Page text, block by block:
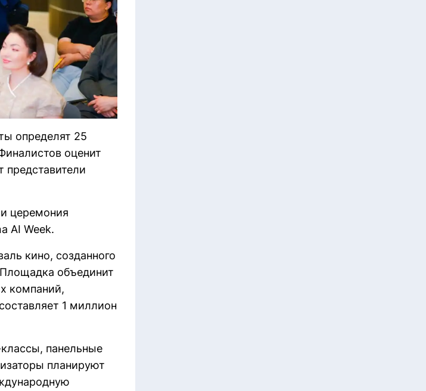
определят 25
оценит
церемония
AI Week.
кино, созданного
Площадка объединит
компаний,
1 миллион
панельные
планируют